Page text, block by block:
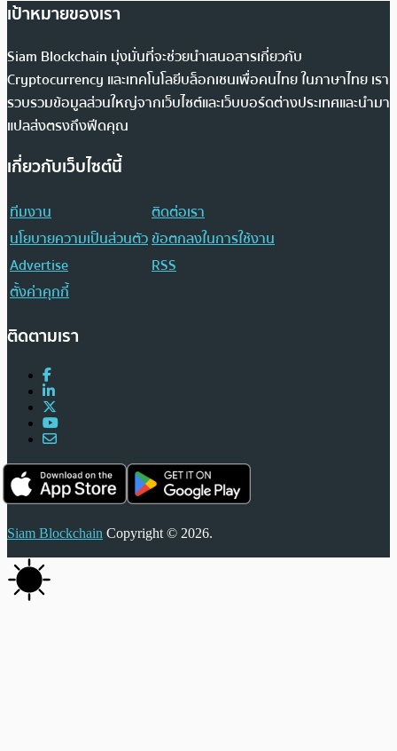
เป้าหมายของเรา
Siam Blockchain มุ่งมั่นที่จะช่วยนำเสนอสารเกี่ยวกับ
Cryptocurrency และเทคโนโลยีบล็อกเชนเพื่อคนไทย ในภาษาไทย เรา
รวบรวมข้อมูลส่วนใหญ่จากเว็บไซต์และเว็บบอร์ดต่างประเทศและนำมา
แปลส่งตรงถึงฟีดคุณ
เกี่ยวกับเว็บไซต์นี้
ทีมงาน
ติดต่อเรา
นโยบายความเป็นส่วนตัวข้อตกลงในการใช้งาน
Advertise
RSS
ตั้งค่าคุกกี้
ติดตามเรา
Siam Blockchain Copyright © 2026.